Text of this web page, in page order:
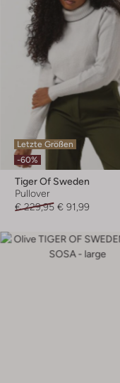
Letzte Größen
-60%
Tiger Of Sweden
Pullover
€ 229,95 € 91,99